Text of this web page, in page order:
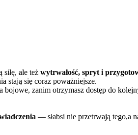
ale też wytrwałość, spryt i
stają się coraz poważniejsze.
zanim otrzymasz dostęp do
— słabsi nie przetrwają tego,a